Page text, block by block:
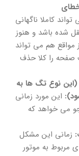
کاملا ناگهانی
شده باشد و هنوز
از مواقع هم می تواند
صفحه را کلا حذف
(این نوع تگ ها به
): این مورد زمانی
می خواهد که
: زمانی این مشکل
مربوط به موتور